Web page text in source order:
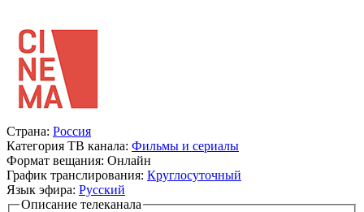
Страна: Россия
Категория ТВ канала: Фильмы и сериалы
Формат вещания: Онлайн
График транслирования: Круглосуточный
Язык эфира: Русский
Описание телеканала